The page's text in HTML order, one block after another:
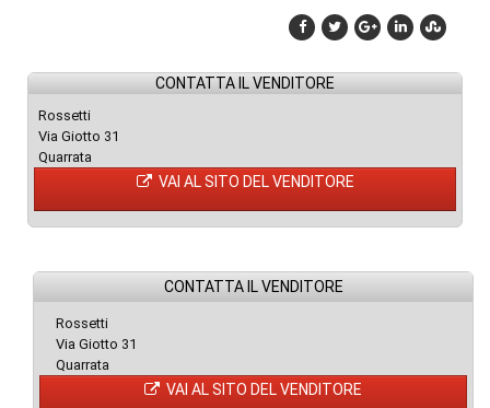
CONTATTA IL VENDITORE
Rossetti
Via Giotto 31
Quarrata
VAI AL SITO DEL VENDITORE
CONTATTA IL VENDITORE
Rossetti
Via Giotto 31
Quarrata
VAI AL SITO DEL VENDITORE